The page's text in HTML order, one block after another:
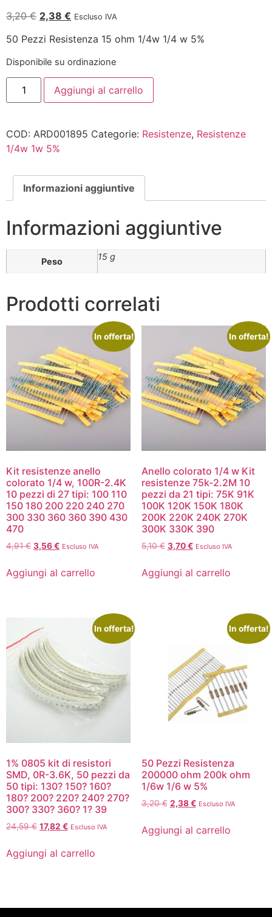
3,20€ 2,38 € Escluso IVA
50 Pezzi Resistenza 15 ohm 1/4w 1/4 w 5%
Disponibile su ordinazione
Aggiungi al carrello
COD: ARD001895 Categorie: Resistenze, Resistenze
1/4w 1w 5%
Informazioni aggiuntive
Informazioni aggiuntive
Peso 15 g
Prodotti correlati
In offerta!
Kit resistenze anello
colorato 1/4 w, 100R-2.4K
10 pezzi di 27 tipi: 100 110
150 180 200 220 240 270
300 330 360 360 390 430
470
4,91€ 3,56€ Escluso IVA
Aggiungi al carrello
In offerta!
Anello colorato 1/4 w Kit
resistenze 75k-2.2M 10
pezzi da 21 tipi: 75K 91K
100K 120K 150K 180K
200K 220K 240K 270K
300K 330K 390
5,10€ 3,70€ Escluso IVA
Aggiungi al carrello
In offerta!
1% 0805 kit di resistori
SMD, 0R-3.6K, 50 pezzi da
50 tipi: 130? 150? 160?
180? 200? 220? 240? 270?
300? 330? 360? 1? 39
24,59€ 17,82 € Escluso IVA
Aggiungi al carrello
In offerta!
50 Pezzi Resistenza
200000 ohm 200k ohm
1/6w 1/6 w 5%
3,20€ 2,38€ Escluso IVA
Aggiungi al carrello